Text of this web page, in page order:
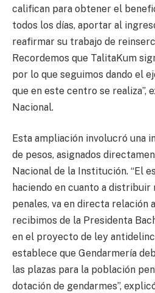
califican para obtener el
todos los días, aportar al
reafirmar su trabajo de
Recordemos que TalitaKum
por lo que seguimos dando el
que en este centro se realiza”,
Nacional.
Esta ampliación involucró una
de pesos, asignados
Nacional de la Institución. “El
haciendo en cuanto a distribuir
penales, va en directa relación
recibimos de la Presidenta
en el proyecto de ley
establece que Gendarmería
las plazas para la población
dotación de gendarmes”,